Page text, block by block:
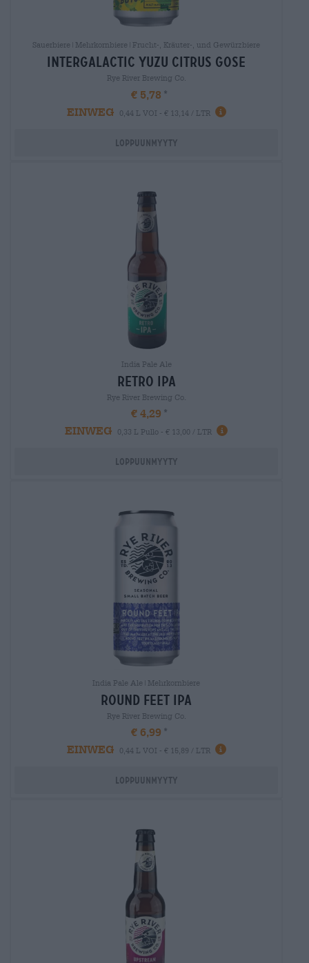
Sauerbiere|Mehrkornbiere|Frucht-, Kräuter-, und Gewürzbiere
intergalactic yuzu citrus gose
Rye River Brewing Co.
€ 5,78
EINWEG
0,44 L VOI - € 13,14 / LTR
Loppuunmyyty
India Pale Ale
retro ipa
Rye River Brewing Co.
€ 4,29
EINWEG
0,33 L Pullo - € 13,00 / LTR
Loppuunmyyty
India Pale Ale|Mehrkornbiere
round feet ipa
Rye River Brewing Co.
€ 6,99
EINWEG
0,44 L VOI - € 15,89 / LTR
Loppuunmyyty